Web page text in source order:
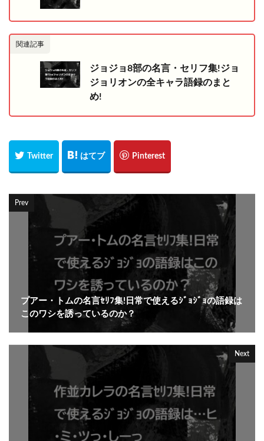
関連記事
ジョジョ8部の名言・セリフ集!ジョ
ジョリオンの全キャラ語録のまと
め!
Prev
プアー・トムの名言ｾﾘﾌ集!日常で使えるｼﾞｮｼﾞｮの語録は
このワシを誘っているのか？
Next